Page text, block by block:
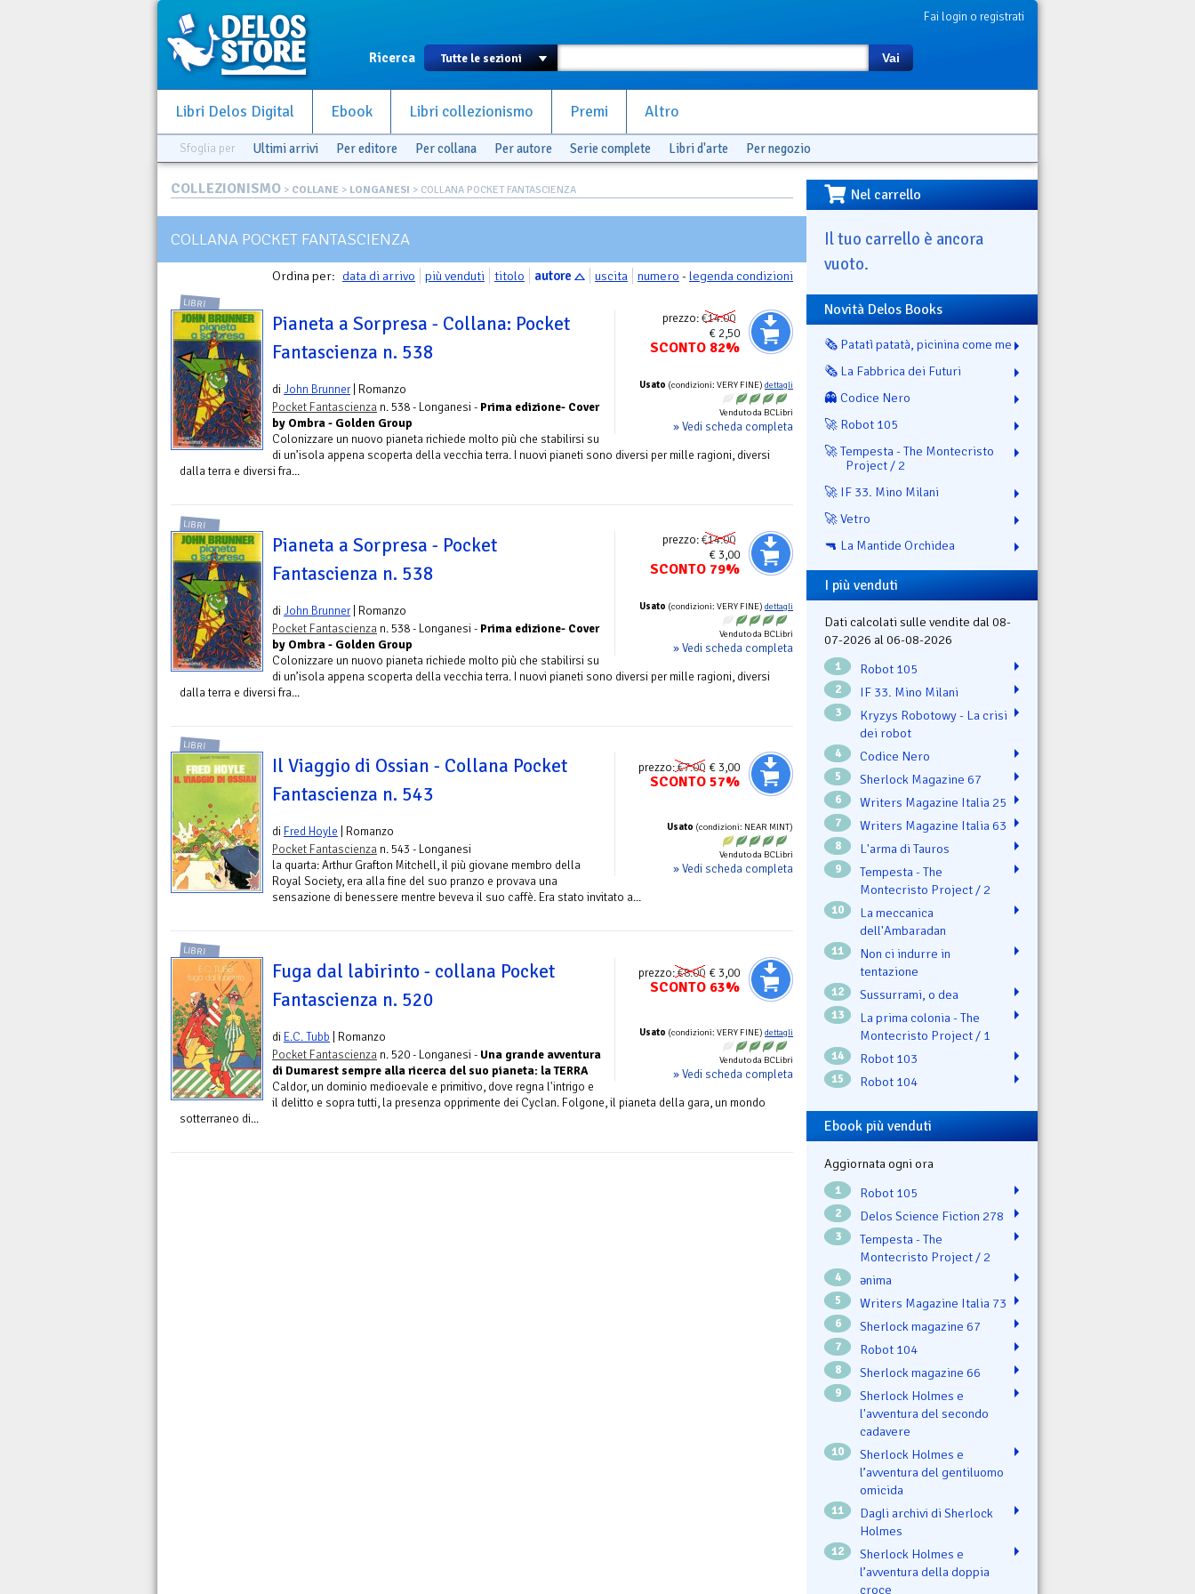
Fai login o registrati
Ricerca Vai
Libri Delos Digital Ebook Libri collezionismo Premi Altro
Sfoglia per Ultimi arrivi Per editore Per collana Per autore Serie complete Libri d'arte Per negozio
COLLEZIONISMO > COLLANE > LONGANESI > COLLANA POCKET FANTASCIENZA
COLLANA POCKET FANTASCIENZA
Ordina per: data di arrivo più venduti titolo autore uscita numero -legenda condizioni
prezzo:€14.00
€ 2,50
SCONTO 82%
Usato (condizioni: VERY FINE) dettagli
Venduto da BCLibri
» Vedi scheda completa
LIBRI
Pianeta a Sorpresa - Collana: Pocket
Fantascienza n. 538
diJohn Brunner| Romanzo
Pocket Fantascienza n. 538 - Longanesi - Prima edizione- Cover
by Ombra - Golden Group
Colonizzare un nuovo pianeta richiede molto più che stabilirsi su
di un’isola appena scoperta della vecchia terra. I nuovi pianeti sono diversi per mille ragioni, diversi
dalla terra e diversi fra...
prezzo:€14.00
€ 3,00
SCONTO 79%
Usato (condizioni: VERY FINE) dettagli
Venduto da BCLibri
» Vedi scheda completa
LIBRI
Pianeta a Sorpresa - Pocket
Fantascienza n. 538
diJohn Brunner| Romanzo
Pocket Fantascienza n. 538 - Longanesi - Prima edizione- Cover
by Ombra - Golden Group
Colonizzare un nuovo pianeta richiede molto più che stabilirsi su
di un’isola appena scoperta della vecchia terra. I nuovi pianeti sono diversi per mille ragioni, diversi
dalla terra e diversi fra...
prezzo:€7.00 € 3,00
SCONTO 57%
Usato (condizioni: NEAR MINT)
Venduto da BCLibri
» Vedi scheda completa
LIBRI
Il Viaggio di Ossian - Collana Pocket
Fantascienza n. 543
di Fred Hoyle | Romanzo
Pocket Fantascienza n. 543 - Longanesi
la quarta: Arthur Grafton Mitchell, il più giovane membro della
Royal Society, era alla fine del suo pranzo e provava una
sensazione di benessere mentre beveva il suo caffè. Era stato invitato a...
prezzo:€8.00 € 3,00
SCONTO 63%
Usato (condizioni: VERY FINE) dettagli
Venduto da BCLibri
» Vedi scheda completa
LIBRI
Fuga dal labirinto - collana Pocket
Fantascienza n. 520
di E.C. Tubb | Romanzo
Pocket Fantascienza n. 520 - Longanesi - Una grande avventura
di Dumarest sempre alla ricerca del suo pianeta: la TERRA
Caldor, un dominio medioevale e primitivo, dove regna l'intrigo e
il delitto e sopra tutti, la presenza opprimente dei Cyclan. Folgone, il pianeta della gara, un mondo
sotterraneo di...
Nel carrello
Il tuo carrello è ancora
vuoto.
Novità Delos Books
🗞️ Patatì patatà, picinina come me
🗞️ La Fabbrica dei Futuri
👻 Codice Nero
🚀 Robot 105
🚀 Tempesta - The Montecristo
Project / 2
🚀 IF 33. Mino Milani
🚀 Vetro
🔫 La Mantide Orchidea
I più venduti
Dati calcolati sulle vendite dal 08-
07-2026 al 06-08-2026
1 Robot 105
2 IF 33. Mino Milani
3
Kryzys Robotowy - La crisi
dei robot
4 Codice Nero
5 Sherlock Magazine 67
6 Writers Magazine Italia 25
7 Writers Magazine Italia 63
8 L'arma di Tauros
9
Tempesta - The
Montecristo Project / 2
10
La meccanica
dell'Ambaradan
11
Non ci indurre in
tentazione
12 Sussurrami, o dea
13
La prima colonia - The
Montecristo Project / 1
14 Robot 103
15 Robot 104
Ebook più venduti
Aggiornata ogni ora
1 Robot 105
2 Delos Science Fiction 278
3
Tempesta - The
Montecristo Project / 2
4 ənima
5 Writers Magazine Italia 73
6 Sherlock magazine 67
7 Robot 104
8 Sherlock magazine 66
9
Sherlock Holmes e
l'avventura del secondo
cadavere
10
Sherlock Holmes e
l’avventura del gentiluomo
omicida
11
Dagli archivi di Sherlock
Holmes
12
Sherlock Holmes e
l’avventura della doppia
croce